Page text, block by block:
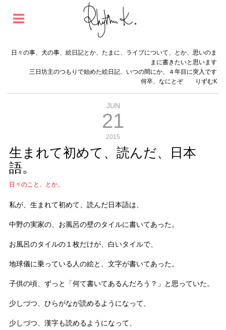
日々の事、犬の事、絵日記とか、たまに、ライブについて、とか、思いのま
まに書きたいと思います
三日坊主のつもりで始めた絵日記、いつの間にか、４年目に突入です
何卒、なにとぞ りずむK
JUN
21
2015
生まれて初めて、読んだ、日本
語。
日々のこと、とか。
私が、生まれて初めて、読んだ日本語は、
中野の実家の、お風呂の壁のタイルに書いてあった。
お風呂のタイルの１枚だけが、白いタイルで、
地球儀に乗っている人の絵と、文字が書いてあった。
子供の頃、ずっと「何て書いてあるんだろう？」と思っていた。
少しづつ、ひらがなが読めるようになって、
少しづつ、漢字も読めるようになって、